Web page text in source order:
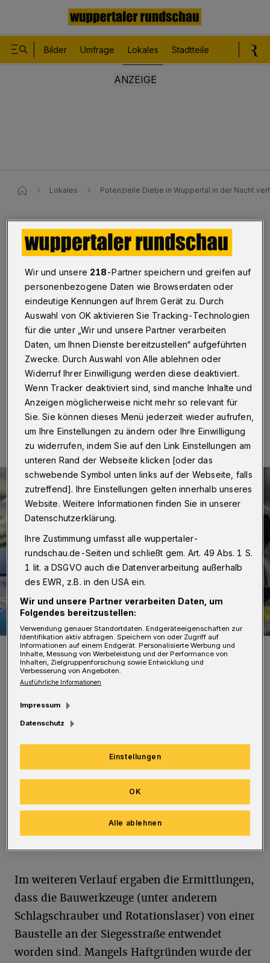
Bilder Umfrage Lokales Stadtteile
Lokales Potenzielle Diebe in Wuppertal in der Nacht
Potenzielle Diebe in der Nacht
verhaftet
Wuppertal· Zivilkräfte der Polizei haben am
Donnerstag (10. November 2022) gegen 4:20 Uhr
zwei Personen auf der Emilienstraße festgenommen.
Ihnen waren zuvor drei männliche Personen
aufgefallen, die mit Werkzeugkoffern in den Händen
dort unterwegs waren.
11.11.2022 , 15:10 Uhr Eine Minute Lesezeit
Symbolbild.
Foto: Christoph Petersen
erkennen gaben, ließ ein Tatverdächtiger seine
weiteren (24 und 31 Jahre) wurden vorläufig
verhaftet. Es bestand der Verdacht, dass es
sich bei den Werkzeugkoffern um Diebesgut
handelt.
Im weiteren Verlauf ergaben die Ermittlungen,
dass die Bauwerkzeuge (unter anderem
Schlagschrauber und Rotationslaser) von einer
Baustelle an der Siegesstraße entwendet
worden sind. Mangels Haftgründen wurde der
Wir und unsere 218-Partner speichern und greifen auf
personenbezogene Daten wie Browserdaten oder
eindeutige Kennungen auf Ihrem Gerät zu. Durch
Auswahl von OK aktivieren Sie Tracking-Technologien
für die unter „Wir und unsere Partner verarbeiten
Daten, um Ihnen Dienste bereitzustellen“ aufgeführten
Zwecke. Durch Auswahl von Alle ablehnen oder
Widerruf Ihrer Einwilligung werden diese deaktiviert.
Wenn Tracker deaktiviert sind, sind manche Inhalte und
Anzeigen möglicherweise nicht mehr so relevant für
Sie. Sie können dieses Menü jederzeit wieder aufrufen,
um Ihre Einstellungen zu ändern oder Ihre Einwilligung
zu widerrufen, indem Sie auf den Link Einstellungen am
unteren Rand der Webseite klicken [oder das
schwebende Symbol unten links auf der Webseite, falls
zutreffend]. Ihre Einstellungen gelten innerhalb unseres
Website. Weitere Informationen finden Sie in unserer
Datenschutzerklärung.
Ihre Zustimmung umfasst alle wuppertaler-
rundschau.de-Seiten und schließt gem. Art. 49 Abs. 1 S.
1 lit. a DSGVO auch die Datenverarbeitung außerhalb
des EWR, z.B. in den USA ein.
Wir und unsere Partner verarbeiten Daten, um
Folgendes bereitzustellen:
Verwendung genauer Standortdaten. Endgeräteeigenschaften zur
Identifikation aktiv abfragen. Speichern von oder Zugriff auf
Informationen auf einem Endgerät. Personalisierte Werbung und
Inhalte, Messung von Werbeleistung und der Performance von
Inhalten, Zielgruppenforschung sowie Entwicklung und
Verbesserung von Angeboten.
Ausführliche Informationen
Impressum
Datenschutz
Einstellungen
Alle ablehnen
OK